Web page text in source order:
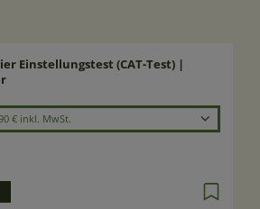
Einstellungstest (CAT-Test) |
€ inkl. MwSt.